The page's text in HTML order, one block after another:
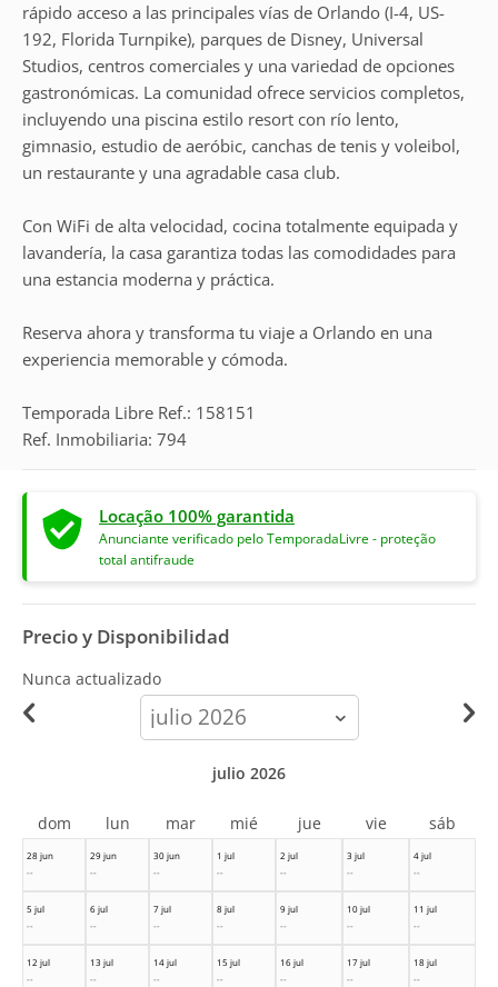
rápido acceso a las principales vías de Orlando (I-4, US-
192, Florida Turnpike), parques de Disney, Universal
Studios, centros comerciales y una variedad de opciones
gastronómicas. La comunidad ofrece servicios completos,
incluyendo una piscina estilo resort con río lento,
gimnasio, estudio de aeróbic, canchas de tenis y voleibol,
un restaurante y una agradable casa club.
Con WiFi de alta velocidad, cocina totalmente equipada y
lavandería, la casa garantiza todas las comodidades para
una estancia moderna y práctica.
Reserva ahora y transforma tu viaje a Orlando en una
experiencia memorable y cómoda.
Temporada Libre Ref.: 158151
Ref. Inmobiliaria: 794
Locação 100% garantida
Anunciante verificado pelo TemporadaLivre - proteção
total antifraude
Precio y Disponibilidad
Nunca actualizado
calendar-
month
28 jun
--
29 jun
--
30 jun
--
1 jul
--
2 jul
--
3 jul
--
4 jul
--
5 jul
--
6 jul
--
7 jul
--
8 jul
--
9 jul
--
10 jul
--
11 jul
--
12 jul
--
13 jul
--
14 jul
--
15 jul
--
16 jul
--
17 jul
--
18 jul
--
julio 2026
dom lun mar mié jue vie sáb